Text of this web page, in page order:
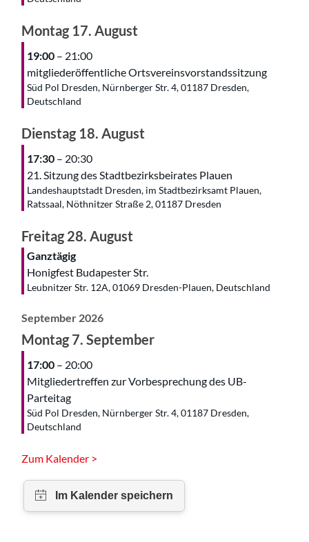
Montag 17. August
19:00 – 21:00
mitgliederöffentliche Ortsvereinsvorstandssitzung
Süd Pol Dresden, Nürnberger Str. 4, 01187 Dresden,
Deutschland
Dienstag 18. August
17:30 – 20:30
21. Sitzung des Stadtbezirksbeirates Plauen
Landeshauptstadt Dresden, im Stadtbezirksamt Plauen,
Ratssaal, Nöthnitzer Straße 2, 01187 Dresden
Freitag28. August
Ganztägig
Honigfest Budapester Str.
Leubnitzer Str. 12A, 01069 Dresden-Plauen, Deutschland
September 2026
Montag7. September
17:00 – 20:00
Mitgliedertreffen zur Vorbesprechung des UB-
Parteitag
Süd Pol Dresden, Nürnberger Str. 4, 01187 Dresden,
Deutschland
Zum Kalender >